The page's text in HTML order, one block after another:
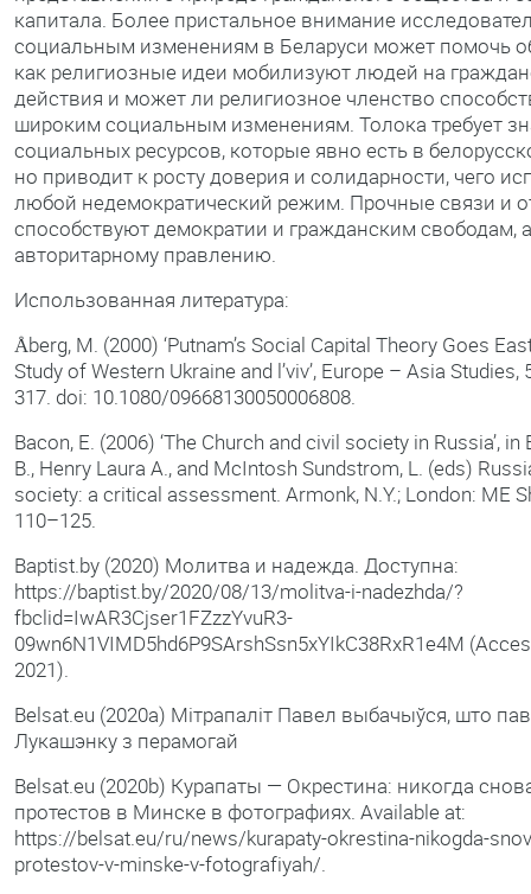
капитала. Более пристальное внимание
социальным изменениям в Беларуси может помочь
как религиозные идеи мобилизуют людей на
действия и может ли религиозное членство
широким социальным изменениям. Толока требует
социальных ресурсов, которые явно есть в
но приводит к росту доверия и солидарности, чего
любой недемократический режим. Прочные связи и
способствуют демократии и гражданским свободам,
авторитарному правлению.
Использованная литература:
Åberg, M. (2000) ‘Putnam’s Social Capital Theory Goes
Study of Western Ukraine and l’viv’, Europe – Asia Studies,
317. doi: 10.1080/09668130050006808.
Bacon, E. (2006) ‘The Church and civil society in Russia’, in
B., Henry Laura A., and McIntosh Sundstrom, L. (eds)
society: a critical assessment. Armonk, N.Y.; London: ME
110–125.
Baptist.by (2020) Молитва и надежда. Доступна:
https://baptist.by/2020/08/13/molitva-i-nadezhda/?
fbclid=IwAR3Cjser1FZzzYvuR3-
09wn6N1VIMD5hd6P9SArshSsn5xYIkC38RxR1e4M
2021).
Belsat.eu (2020a) Мітрапаліт Павел выбачыўся, што
Лукашэнку з перамогай
Belsat.eu (2020b) Курапаты — Окрестина: никогда
протестов в Минске в фотографиях. Available at:
https://belsat.eu/ru/news/kurapaty-okrestina-nikogda-
protestov-v-minske-v-fotografiyah/.